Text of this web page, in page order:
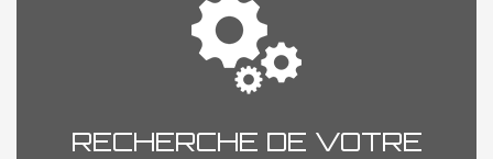
RECHERCHE DE VOTRE